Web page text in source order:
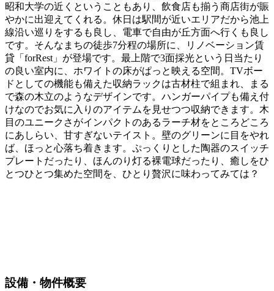
昭和大学の近くということもあり、飲食店も揃う商店街が賑
やかに出迎えてくれる。休日は駅間が近いエリアだから池上
線沿い巡りをするも良し、電車で自由が丘方面へ行くも良し
です。そんなまちの徒歩7分程の場所に、リノベーション賃
貸「forRest」が登場です。最上階で3面採光という日当たり
の良い室内に、ホワイトの床がぱっと映える空間。TVボー
ドとしての機能も備えた収納ラックは古材柱で組まれ、まる
で森の木立のようなデザインです。ハンガーパイプも備え付
けなのでお気に入りのアイテムを見せつつ収納できます。木
目のユニークさがインパクトのあるラーチ材をところどころ
にあしらい、甘すぎないテイスト。壁のグリーンに目をやれ
ば、ほっと心落ち着きます。ぷっくりとした陶器のスイッチ
プレートだったり、ほんのり灯る裸電球だったり、癒しをひ
とつひとつ集めた空間を、ひとり贅沢に味わってみては？
設備・物件概要